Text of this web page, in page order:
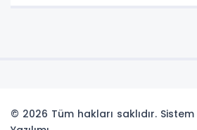
© 2026 Tüm hakları saklıdır.